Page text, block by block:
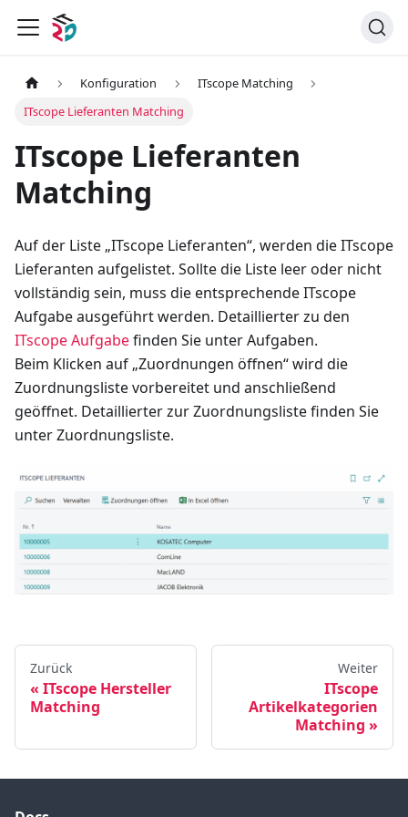
Konfiguration
ITscope Matching
ITscope Lieferanten Matching
ITscope Lieferanten
Matching
Auf der Liste „ITscope Lieferanten“, werden die ITscope
Lieferanten aufgelistet. Sollte die Liste leer oder nicht
vollständig sein, muss die entsprechende ITscope
Aufgabe ausgeführt werden. Detaillierter zu den
ITscope Aufgabefinden Sie unter Aufgaben.
Beim Klicken auf „Zuordnungen öffnen“ wird die
Zuordnungsliste vorbereitet und anschließend
geöffnet. Detaillierter zur Zuordnungsliste finden Sie
unter Zuordnungsliste.
Zurück
ITscope Hersteller
Matching
Weiter
ITscope
Artikelkategorien
Matching